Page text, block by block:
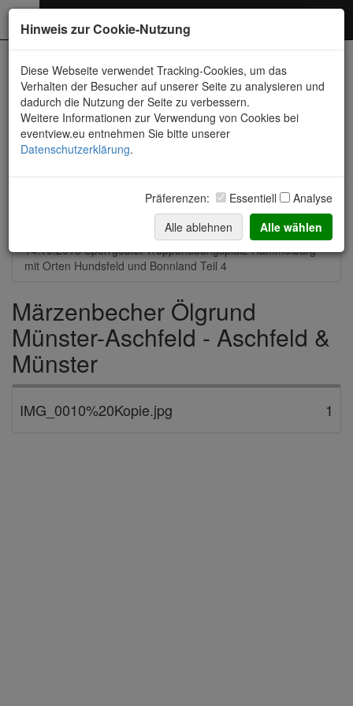
Hinweis zur Cookie-Nutzung
Diese Webseite verwendet Tracking-Cookies, um das
Verhalten der Besucher auf unserer Seite zu analysieren und
dadurch die Nutzung der Seite zu verbessern.
Weitere Informationen zur Verwendung von Cookies bei
eventview.eu entnehmen Sie bitte unserer
Datenschutzerklärung.
Präferenzen: Essentiell
Analyse
Alle ablehnen
Alle wählen
Photography
Neueste Fotos
14.08.2021 Strohballen-Feld zwischen Münster und Aschfeld
21.03.2021 Märzenbecher Ölgrund Münster-Aschfeld
13.10.2019 Bonnland im Sperrgebiet und
14.10.2018 Sperrgebiet Truppenübungsplatz Hammelburg
mit Orten Hundsfeld und Bonnland Teil 4
Märzenbecher Ölgrund
Münster-Aschfeld - Aschfeld &
Münster
1
IMG_0010%20Kopie.jpg